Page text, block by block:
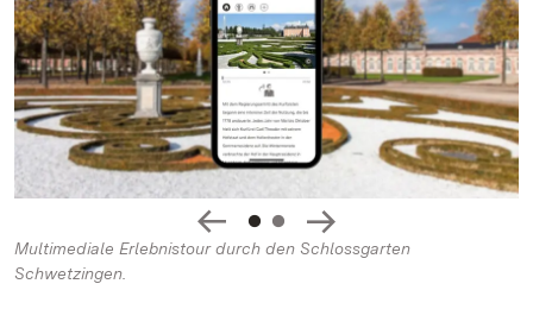
Multimediale Erlebnistour durch den Schlossgarten
Schwetzingen.